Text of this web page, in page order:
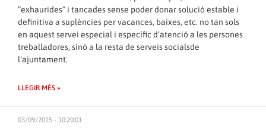
“exhaurides” i tancades sense poder donar solució estable i
definitiva a suplències per vacances, baixes, etc. no tan sols
en aquest servei especial i específic d’atenció a les persones
treballadores, sinó a la resta de serveis socialsde
l’ajuntament.
LLEGIR MÉS »
03/09/2015 - 10:20:01